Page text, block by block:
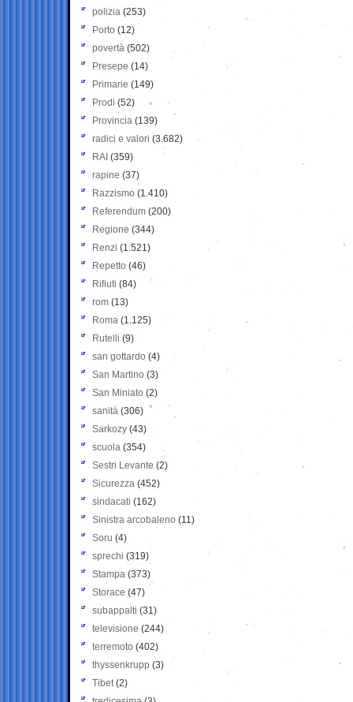
polizia (253)
Porto (12)
povertà (502)
Presepe (14)
Primarie (149)
Prodi (52)
Provincia (139)
radici e valori (3.682)
RAI (359)
rapine (37)
Razzismo (1.410)
Referendum (200)
Regione (344)
Renzi (1.521)
Repetto (46)
Rifiuti (84)
rom (13)
Roma (1.125)
Rutelli (9)
san gottardo (4)
San Martino (3)
San Miniato (2)
sanità (306)
Sarkozy (43)
scuola (354)
Sestri Levante (2)
Sicurezza (452)
sindacati (162)
Sinistra arcobaleno (11)
Soru (4)
sprechi (319)
Stampa (373)
Storace (47)
subappalti (31)
televisione(244)
terremoto (402)
thyssenkrupp (3)
Tibet(2)